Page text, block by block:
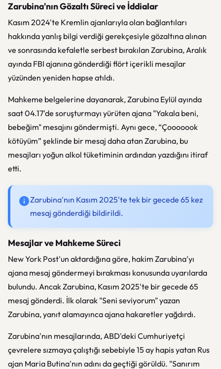
Zarubina'nın Gözaltı Süreci ve İddialar
Kasım 2024'te Kremlin ajanlarıyla olan bağlantıları
hakkında yanlış bilgi verdiği gerekçesiyle gözaltına alınan
ve sonrasında kefaletle serbest bırakılan Zarubina, Aralık
ayında FBI ajanına gönderdiği flört içerikli mesajlar
yüzünden yeniden hapse atıldı.
Mahkeme belgelerine dayanarak, Zarubina Eylül ayında
saat 04.17'de soruşturmayı yürüten ajana "Yakala beni,
bebeğim" mesajını göndermişti. Aynı gece, “Çooooook
kötüyüm” şeklinde bir mesaj daha atan Zarubina, bu
mesajları yoğun alkol tüketiminin ardından yazdığını itiraf
etti.
Zarubina'nın Kasım 2025'te tek bir gecede 65 kez
mesaj gönderdiği bildirildi.
Mesajlar ve Mahkeme Süreci
New York Post'un aktardığına göre, hakim Zarubina'yı
ajana mesaj göndermeyi bırakması konusunda uyarılarda
bulundu. Ancak Zarubina, Kasım 2025'te bir gecede 65
mesaj gönderdi. İlk olarak "Seni seviyorum" yazan
Zarubina, yanıt alamayınca ajana hakaretler yağdırdı.
Zarubina'nın mesajlarında, ABD'deki Cumhuriyetçi
çevrelere sızmaya çalıştığı sebebiyle 15 ay hapis yatan Rus
ajan Maria Butina'nın adını da geçtiği görüldü. "Sanırım